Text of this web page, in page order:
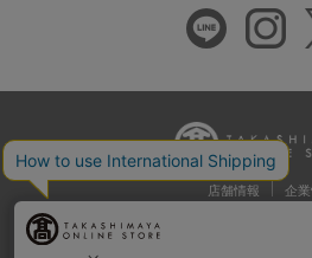
店舗情報 企
推奨環境 特定商取引法に基づく表示